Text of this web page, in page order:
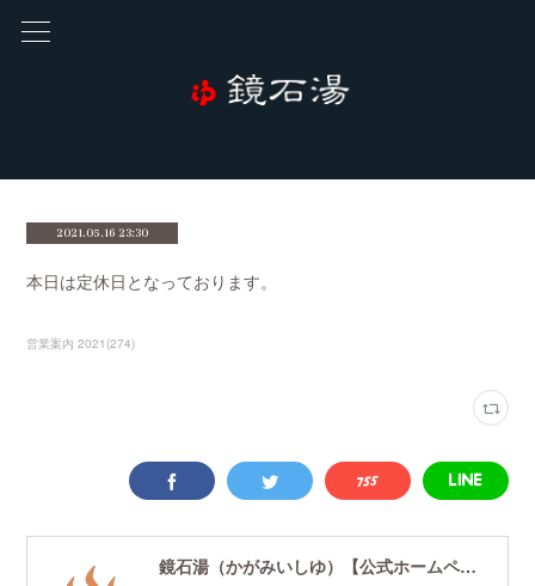
2021.05.16 23:30
本日は定休日となっております。
営業案内 2021 (274)
鏡石湯（かがみいしゆ）【公式ホームページ】